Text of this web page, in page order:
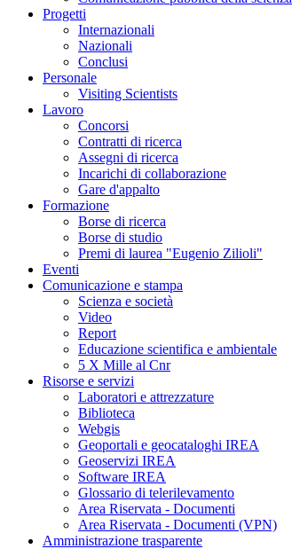
Progetti
Internazionali
Nazionali
Conclusi
Personale
Visiting Scientists
Lavoro
Concorsi
Contratti di ricerca
Assegni di ricerca
Incarichi di collaborazione
Gare d'appalto
Formazione
Borse di ricerca
Borse di studio
Premi di laurea "Eugenio Zilioli"
Eventi
Comunicazione e stampa
Scienza e società
Video
Report
Educazione scientifica e ambientale
5 X Mille al Cnr
Risorse e servizi
Laboratori e attrezzature
Biblioteca
Webgis
Geoportali e geocataloghi IREA
Geoservizi IREA
Software IREA
Glossario di telerilevamento
Area Riservata - Documenti
Area Riservata - Documenti (VPN)
Amministrazione trasparente